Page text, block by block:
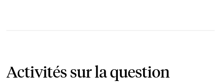
Activités sur la question